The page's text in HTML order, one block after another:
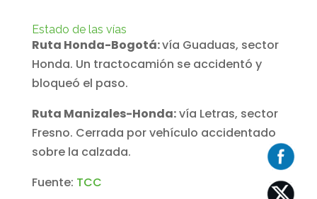
Estado de las vías
Ruta Honda-Bogotá:vía Guaduas, sector
Honda. Un tractocamión se accidentó y
bloqueó el paso.
Ruta Manizales-Honda:vía Letras, sector
Fresno. Cerrada por vehículo accidentado
sobre la calzada.
Fuente: TCC